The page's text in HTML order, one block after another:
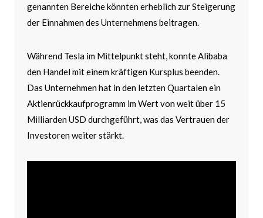
genannten Bereiche könnten erheblich zur Steigerung
der Einnahmen des Unternehmens beitragen.
Während Tesla im Mittelpunkt steht, konnte Alibaba
den Handel mit einem kräftigen Kursplus beenden.
Das Unternehmen hat in den letzten Quartalen ein
Aktienrückkaufprogramm im Wert von weit über 15
Milliarden USD durchgeführt, was das Vertrauen der
Investoren weiter stärkt.